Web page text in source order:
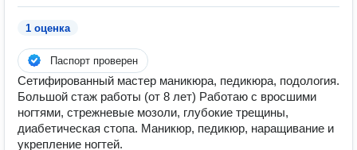
1 оценка
Паспорт проверен
Сетифированный мастер маникюра, педикюра, подология.
Большой стаж работы (от 8 лет) Работаю с вросшими
ногтями, стрежневые мозоли, глубокие трещины,
диабетическая стопа. Маникюр, педикюр, наращивание и
укрепление ногтей.